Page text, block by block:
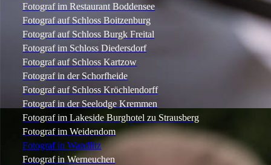
Fotograf im Restaurant Boddensee
Fotograf auf Schloss Boitzenburg
Fotograf auf Schloss Burgk Freital
Fotograf im Schloss Diedersdorf
Fotograf auf Schloss Kartzow
Fotograf in der Schorfheide
Fotograf auf Schloss Kröchlendorff
Fotograf in der Seelodge Kremmen
Fotograf im Lakeside Burghotel zu Strausberg
Fotograf im Weidendom
Fotograf in Wandlitz
Fotograf in Werneuchen